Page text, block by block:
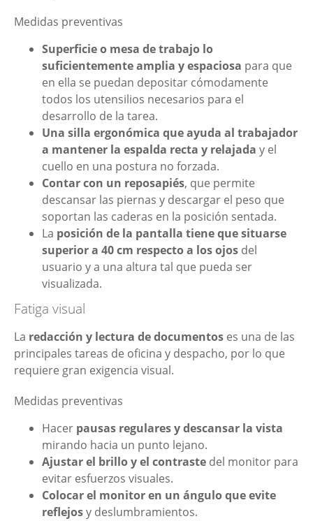
Medidas preventivas
Superficie o mesa de trabajo lo
suficientemente amplia y espaciosa para que
en ella se puedan depositar cómodamente
todos los utensilios necesarios para el
desarrollo de la tarea.
Una silla ergonómica que ayuda al trabajador
a mantener la espalda recta y relajada y el
cuello en una postura no forzada.
Contar con un reposapiés, que permite
descansar las piernas y descargar el peso que
soportan las caderas en la posición sentada.
La posición de la pantalla tiene que situarse
superior a 40 cm respecto a los ojos del
usuario y a una altura tal que pueda ser
visualizada.
Fatiga visual
La redacción y lectura de documentos es una de las
principales tareas de oficina y despacho, por lo que
requiere gran exigencia visual.
Medidas preventivas
Hacer pausas regulares y descansar la vista
mirando hacia un punto lejano.
Ajustar el brillo y el contraste del monitor para
evitar esfuerzos visuales.
Colocar el monitor en un ángulo que evite
reflejosy deslumbramientos.